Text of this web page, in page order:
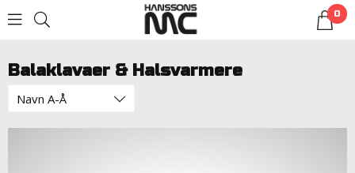
0
LOGG INN
Balaklavaer & Halsvarmere
Navn A-Å